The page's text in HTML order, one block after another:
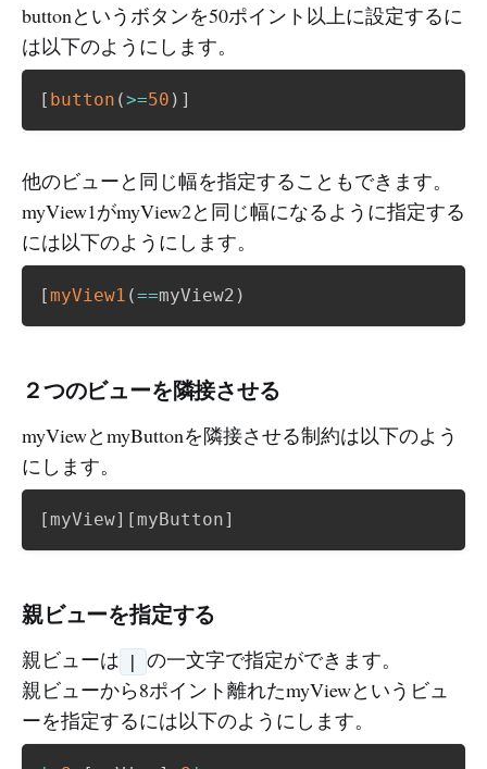
buttonというボタンを50ポイント以上に設定するに
は以下のようにします。
[ button (>=50 ) ]
他のビューと同じ幅を指定することもできます。
myView1がmyView2と同じ幅になるように指定する
には以下のようにします。
[myView1 (==myView2 )
２つのビューを隣接させる
myViewとmyButtonを隣接させる制約は以下のよう
にします。
[ myView] [ myButton]
親ビューを指定する
親ビューは
|
の一文字で指定ができます。
親ビューから8ポイント離れたmyViewというビュ
ーを指定するには以下のようにします。